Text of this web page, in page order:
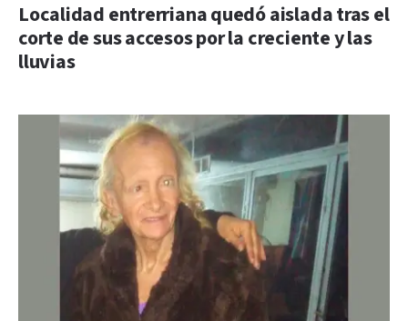
Localidad entrerriana quedó aislada tras el
corte de sus accesos por la creciente y las
lluvias